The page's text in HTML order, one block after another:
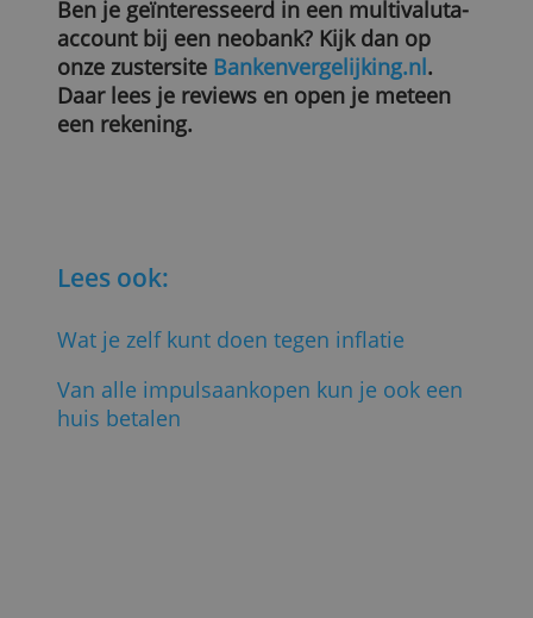
zijn ASN-pas kost dezelfde betaling 12,35
euro en met zijn ANWB Visa Classic Card
12,60 euro. Contant geld pinnen is met
Wise-card tot 200 euro per maand gratis.
(buiten de eurozone) op vakantie gaat de
een rijtje te zetten. Let op kosten voor
pinkosten in het land van bestemming.
Vergelijk deze kosten met de kosten die